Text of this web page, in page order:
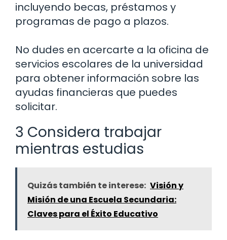
incluyendo becas, préstamos y
programas de pago a plazos.
No dudes en acercarte a la oficina de
servicios escolares de la universidad
para obtener información sobre las
ayudas financieras que puedes
solicitar.
3 Considera trabajar
mientras estudias
Quizás también te interese: Visión y
Misión de una Escuela Secundaria:
Claves para el Éxito Educativo